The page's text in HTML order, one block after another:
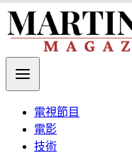
電視節目
電影
技術